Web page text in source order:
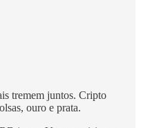
tremem juntos. Cripto
ouro e prata.